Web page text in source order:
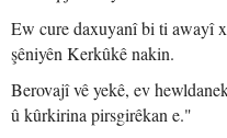
Ew cure daxuyanî bi ti awayî
şêniyên Kerkûkê nakin.
Berovajî vê yekê, ev
û kûrkirina pirsgirêkan e."